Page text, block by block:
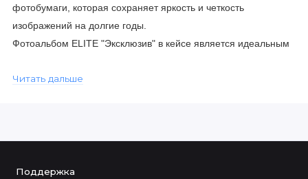
фотобумаги, которая сохраняет яркость и четкость
изображений на долгие годы.
Фотоальбом ELITE "Эксклюзив" в кейсе является идеальным
отличный подарок для себя или для близкого человека,
Читать дальше
Поддержка